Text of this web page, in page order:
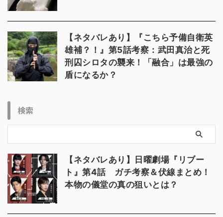
【ネタバレあり】『こちら予備自衛英
雄補？！』第5話考察：武田真治と死
刑囚シロタの襲来！「融合」は最強の
盾になるか？
検索
【ネタバレあり】日曜劇場『リブー
ト』第4話 ガチ考察＆伏線まとめ！
本物の儀堂の真の狙いとは？